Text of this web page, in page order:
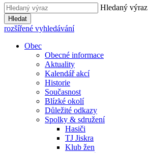
Hledaný výraz
Hledat
rozšířené vyhledávání
Obec
Obecné informace
Aktuality
Kalendář akcí
Historie
Současnost
Blízké okolí
Důležité odkazy
Spolky & sdružení
Hasiči
TJ Jiskra
Klub žen